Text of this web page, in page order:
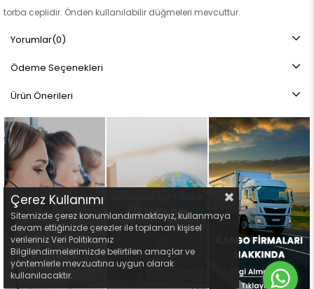
torba ceplidir. Önden kullanılabilir düğmeleri mevcuttur.
Not: Ürün renginde konsept fotoğraf çekimlerinden dolayı ton farkı
Yorumlar(0)
Ödeme Seçenekleri
Ürün Önerileri
Çerez Kullanımı
Sitemizde çerez konumlandırmaktayız, kullanmaya
devam ettiğinizde çerezler ile toplanan kişisel
verileriniz Veri Politikamız
Bilgilendirmelerimizde belirtilen amaçlar ve
yöntemlerle mevzuatına uygun olarak
kullanılacaktır.